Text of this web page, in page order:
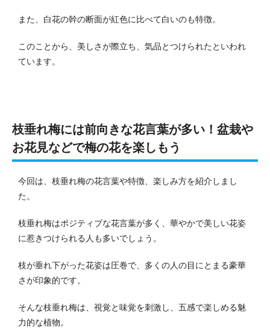
また、白花の幹の断面が紅色に比べて白いのも特徴。
このことから、美しさが際立ち、気品とつけられたといわれ
ています。
枝垂れ梅には前向きな花言葉が多い！盆栽や
お花見などで梅の花を楽しもう
今回は、枝垂れ梅の花言葉や特徴、楽しみ方を紹介しまし
た。
枝垂れ梅はポジティブな花言葉が多く、華やかで美しい花姿
に惹きつけられる人も多いでしょう。
枝が垂れ下がった花姿は圧巻で、多くの人の目にとまる豪華
さが印象的です。
そんな枝垂れ梅は、視覚と味覚を刺激し、五感で楽しめる魅
力的な植物。